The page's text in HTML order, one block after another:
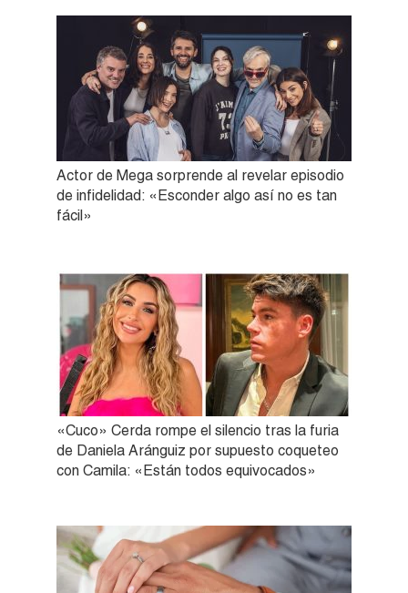
Actor de Mega sorprende al revelar episodio
de infidelidad: «Esconder algo así no es tan
fácil»
«Cuco» Cerda rompe el silencio tras la furia
de Daniela Aránguiz por supuesto coqueteo
con Camila: «Están todos equivocados»